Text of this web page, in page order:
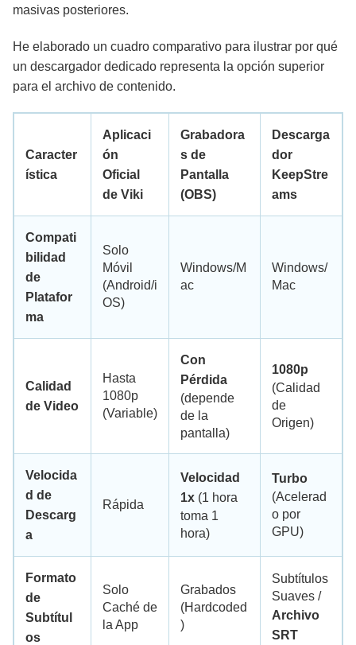
masivas posteriores.
He elaborado un cuadro comparativo para ilustrar por qué
un descargador dedicado representa la opción superior
para el archivo de contenido.
Caracter
ística
Aplicaci
ón
Oficial
de Viki
Grabadora
s de
Pantalla
(OBS)
Descarga
dor
KeepStre
ams
Compati
bilidad
de
Platafor
ma
Solo
Móvil
(Android/i
OS)
Windows/M
ac
Windows/
Mac
Calidad
de Video
Hasta
1080p
(Variable)
Con
Pérdida
(depende
de la
pantalla)
1080p
(Calidad
de
Origen)
Velocida
d de
Descarg
a
Rápida
Velocidad
1x (1 hora
toma 1
hora)
Turbo
(Acelerad
o por
GPU)
Formato
de
Subtítul
os
Solo
Caché de
la App
Grabados
(Hardcoded
)
Subtítulos
Suaves /
Archivo
SRT